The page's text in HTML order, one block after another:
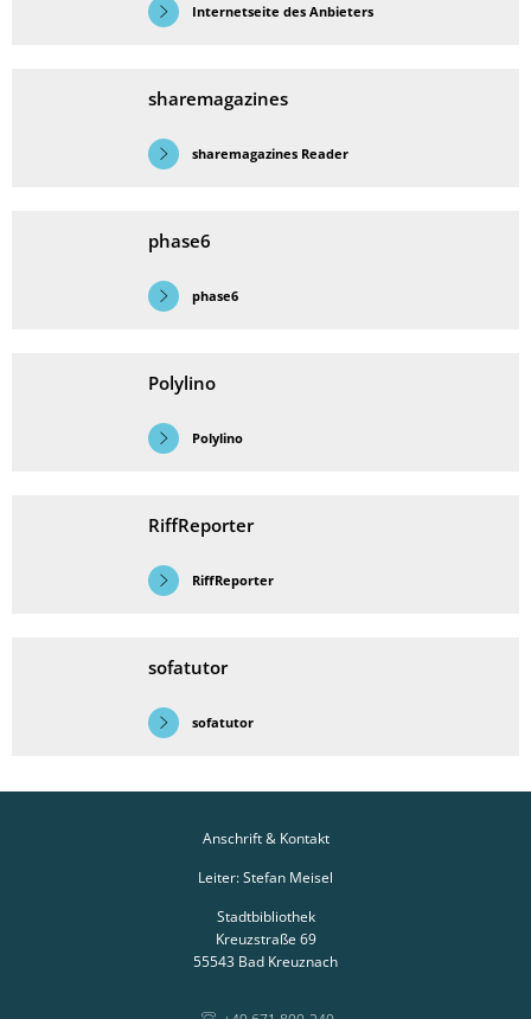
Internetseite des Anbieters
sharemagazines
sharemagazines Reader
phase6
phase6
Polylino
Polylino
RiffReporter
RiffReporter
sofatutor
sofatutor
Anschrift & Kontakt
Leiter: Stefan Meisel
Stadtbibliothek
Kreuzstraße 69
55543 Bad Kreuznach